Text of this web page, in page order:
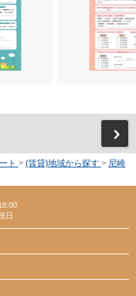
ト > (賃貸)地域から探す > 尼崎
日